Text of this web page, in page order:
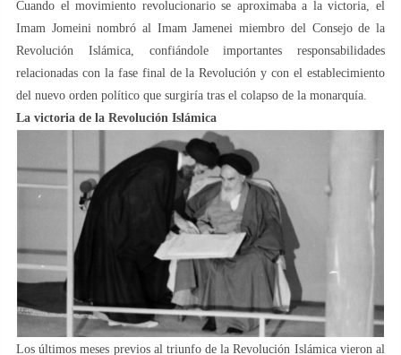
Cuando el movimiento revolucionario se aproximaba a la victoria, el
Imam Jomeini nombró al Imam Jamenei miembro del Consejo de la
Revolución Islámica, confiándole importantes responsabilidades
relacionadas con la fase final de la Revolución y con el establecimiento
del nuevo orden político que surgiría tras el colapso de la monarquía.
La victoria de la Revolución Islámica
Los últimos meses previos al triunfo de la Revolución Islámica vieron al